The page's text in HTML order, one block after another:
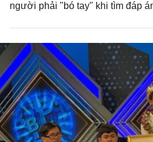
người phải "bó tay" khi tìm đáp